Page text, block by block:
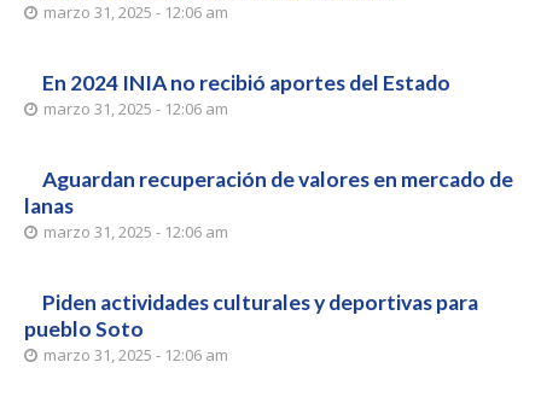
marzo 31, 2025 - 12:06 am
En 2024 INIA no recibió aportes del Estado
marzo 31, 2025 - 12:06 am
Aguardan recuperación de valores en mercado de
lanas
marzo 31, 2025 - 12:06 am
Piden actividades culturales y deportivas para
pueblo Soto
marzo 31, 2025 - 12:06 am